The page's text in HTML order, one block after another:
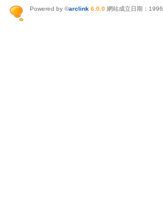
Powered by ©arclink 6.0.0 網站成立日期：1996